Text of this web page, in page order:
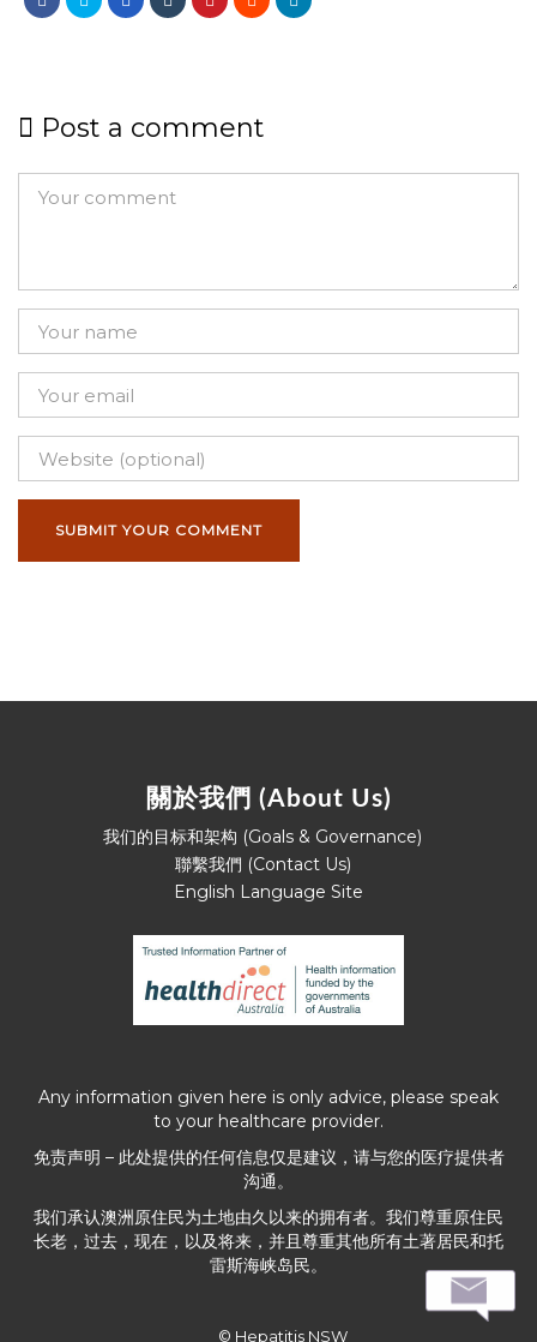
Post a comment
關於我們 (About Us)
我们的目标和架构 (Goals & Governance)
聯繫我們 (Contact Us)
English Language Site
Any information given here is only advice, please speak
to your healthcare provider.
免责声明 – 此处提供的任何信息仅是建议，请与您的医疗提供者
沟通。
我们承认澳洲原住民为土地由久以来的拥有者。我们尊重原住民
长老，过去，现在，以及将来，并且尊重其他所有土著居民和托
雷斯海峡岛民。
© Hepatitis NSW